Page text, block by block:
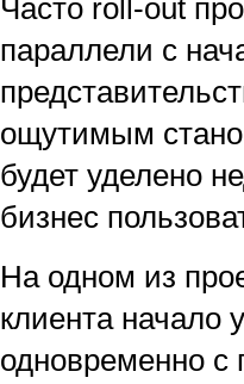
Часто roll-out
параллели с
ощутимым
будет уделено
бизнес
На одном из
клиента начало
одновременно с